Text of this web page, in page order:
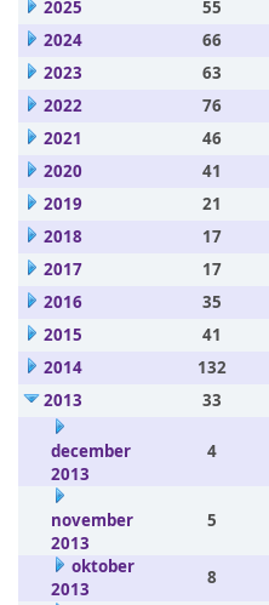
2025
55
2024
66
2023
63
2022
76
2021
46
2020
41
2019
21
2018
17
2017
17
2016
35
2015
41
2014
132
2013
33
december
2013
4
november
2013
5
oktober
2013
8